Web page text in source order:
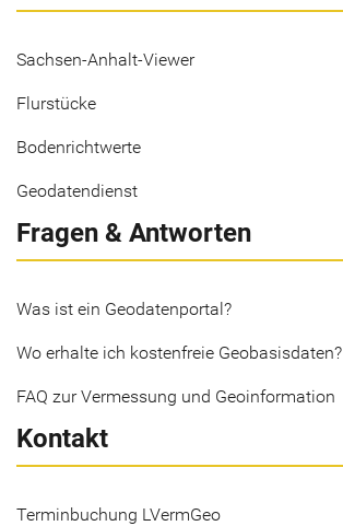
Sachsen-Anhalt-Viewer
Flurstücke
Bodenrichtwerte
Geodatendienst
Fragen & Antworten
Was ist ein Geodatenportal?
Wo erhalte ich kostenfreie Geobasisdaten?
FAQ zur Vermessung und Geoinformation
Kontakt
Terminbuchung LVermGeo